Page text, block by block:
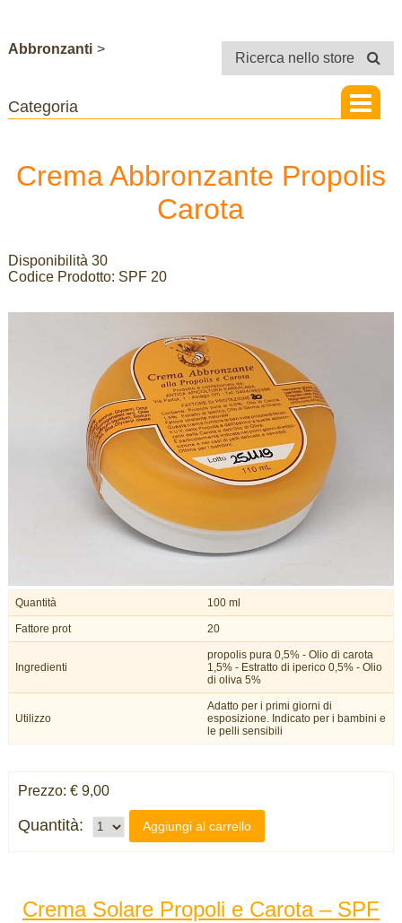
Ricerca nello store
Abbronzanti >
Crema Abbronzante Propolis
Carota
Disponibilità 30
Codice Prodotto: SPF 20
Quantità 100 ml
Fattore prot 20
Ingredienti
propolis pura 0,5% - Olio di carota
1,5% - Estratto di iperico 0,5% - Olio
di oliva 5%
Utilizzo
Adatto per i primi giorni di
esposizione. Indicato per i bambini e
le pelli sensibili
Prezzo: € 9,00
Quantità: Aggiungi al carrello
Crema Solare Propoli e Carota – SPF